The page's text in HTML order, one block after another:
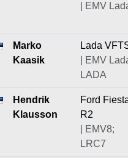
| EMV
Marko
Kaasik
Lada
| EMV
LADA
Hendrik
Klausson
Ford
R2
| EMV8;
LRC7